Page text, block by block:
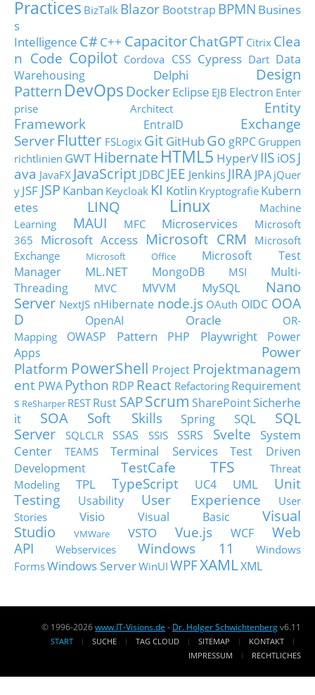
Practices BizTalk Blazor Bootstrap BPMN Busines
s
Intelligence C#C++ CapacitorChatGPT Citrix Clea
n Code Copilot Cordova CSS Cypress Dart Data
Warehousing
Delphi
Design
Pattern DevOps DockerEclipse EJB Electron Enter
prise Architect
Entity
Framework
EntraID
Exchange
Server Flutter FSLogix Git GitHubGo gRPC Gruppen
richtlinien GWT HibernateHTML5 HyperVIIS iOSJ
ava JavaFX JavaScript JDBC JEE Jenkins JIRA JPA jQuer
y JSF JSP Kanban Keycloak KI Kotlin Kryptografie Kubern
etes
LINQ Linux
Machine
Learning
MAUI MFC Microservices
Microsoft
365
Microsoft Access Microsoft CRM
Microsoft
Exchange
Microsoft Office
Microsoft Test
Manager
ML.NET MongoDB MSI
Multi-
Threading
MVC MVVM MySQL
Nano
Server NextJS nHibernate node.js OAuth OIDC OOA
D
OpenAI Oracle
OR-
Mapping
OWASP Pattern PHP Playwright
Power
Apps
Power
Platform PowerShell Project Projektmanagem
ent PWA Python RDP React Refactoring Requirement
s ReSharper RESTRust SAPScrum SharePointSicherhe
it
SOA Soft Skills Spring SQL
SQL
Server
SQLCLR SSAS SSIS SSRS Svelte
System
Center
TEAMS Terminal Services
Test Driven
Development
TestCafe TFS
Threat
Modeling
TPL TypeScript UC4 UML
Unit
Testing
Usability User Experience
User
Stories
Visio Visual Basic
Visual
Studio
VMWare VSTO Vue.js WCF
Web
API
Webservices Windows 11
Windows
FormsWindows ServerWinUI WPFXAMLXML
© 1996-2026www.IT-Visions.de - Dr. Holger Schwichtenbergv6.11
START SUCHE TAG CLOUD SITEMAP
KONTAKT
IMPRESSUM
RECHTLICHES